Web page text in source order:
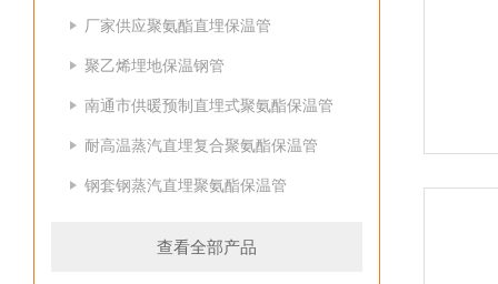
厂家供应聚氨酯直埋保温管
聚乙烯埋地保温钢管
南通市供暖预制直埋式聚氨酯保温管
耐高温蒸汽直埋复合聚氨酯保温管
钢套钢蒸汽直埋聚氨酯保温管
查看全部产品